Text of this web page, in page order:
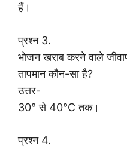
हैं।
प्रश्न 3.
भोजन खराब करने वाले
तापमान कौन-सा है?
उत्तर-
30° से 40°C तक।
प्रश्न 4.